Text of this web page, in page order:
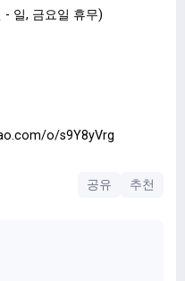
- 일, 금요일 휴무)
o/s9Y8yVrg
공유 추천